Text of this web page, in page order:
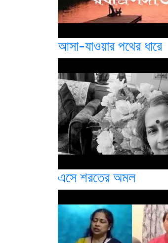
আসা-যাওয়ার পথের ধারে
এসে শরতের অমল